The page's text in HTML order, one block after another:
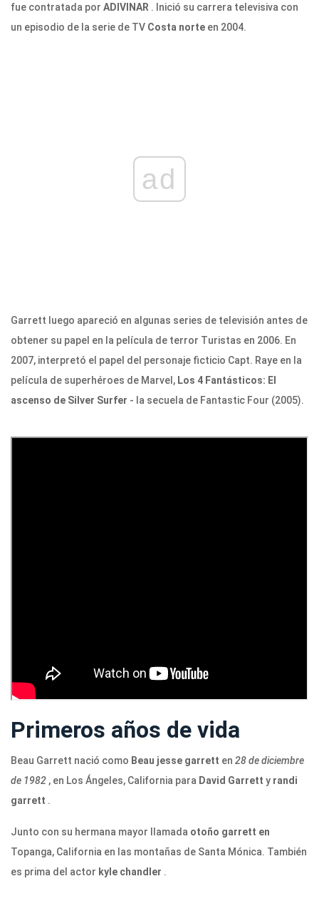
fue contratada por ADIVINAR . Inició su carrera televisiva con
un episodio de la serie de TV Costa norte en 2004.
ad
Garrett luego apareció en algunas series de televisión antes de
obtener su papel en la película de terror Turistas en 2006. En
2007, interpretó el papel del personaje ficticio Capt. Raye en la
película de superhéroes de Marvel, Los 4 Fantásticos: El
ascenso de Silver Surfer - la secuela de Fantastic Four (2005).
Primeros años de vida
Beau Garrett nació como Beau jesse garrett en 28 de diciembre
de 1982 , en Los Ángeles, California para David Garrett y randi
garrett .
Junto con su hermana mayor llamada otoño garrett en
Topanga, California en las montañas de Santa Mónica. También
es prima del actor kyle chandler .